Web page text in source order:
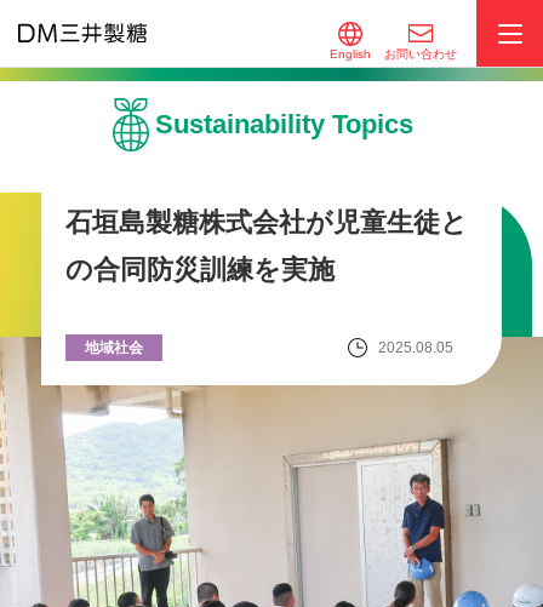
English お問い合わせ
Sustainability Topics
石垣島製糖株式会社が児童生徒と
の合同防災訓練を実施
2025.08.05
地域社会